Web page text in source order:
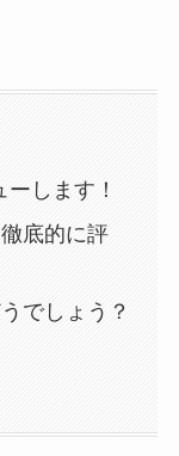
します！
底的に評
でしょう？